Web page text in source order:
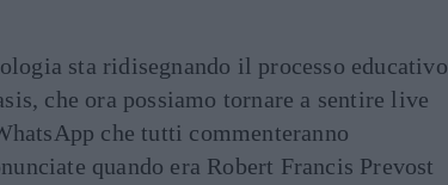
sta ridisegnando il processo educativo
che ora possiamo tornare a sentire live
che tutti commenteranno
quando era Robert Francis Prevost